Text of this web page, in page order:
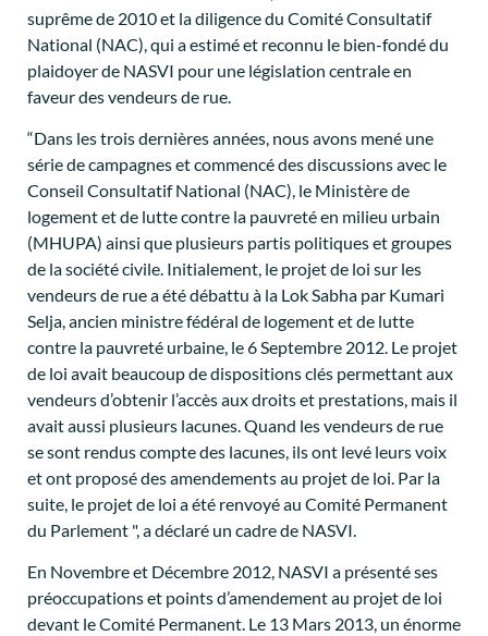
suprême de 2010 et la diligence du Comité Consultatif
National (NAC), qui a estimé et reconnu le bien-fondé du
plaidoyer de NASVI pour une législation centrale en
faveur des vendeurs de rue.
“Dans les trois dernières années, nous avons mené une
série de campagnes et commencé des discussions avec le
Conseil Consultatif National (NAC), le Ministère de
logement et de lutte contre la pauvreté en milieu urbain
(MHUPA) ainsi que plusieurs partis politiques et groupes
de la société civile. Initialement, le projet de loi sur les
vendeurs de rue a été débattu à la Lok Sabha par Kumari
Selja, ancien ministre fédéral de logement et de lutte
contre la pauvreté urbaine, le 6 Septembre 2012. Le projet
de loi avait beaucoup de dispositions clés permettant aux
vendeurs d’obtenir l’accès aux droits et prestations, mais il
avait aussi plusieurs lacunes. Quand les vendeurs de rue
se sont rendus compte des lacunes, ils ont levé leurs voix
et ont proposé des amendements au projet de loi. Par la
suite, le projet de loi a été renvoyé au Comité Permanent
du Parlement ", a déclaré un cadre de NASVI.
En Novembre et Décembre 2012, NASVI a présenté ses
préoccupations et points d’amendement au projet de loi
devant le Comité Permanent. Le 13 Mars 2013, un énorme